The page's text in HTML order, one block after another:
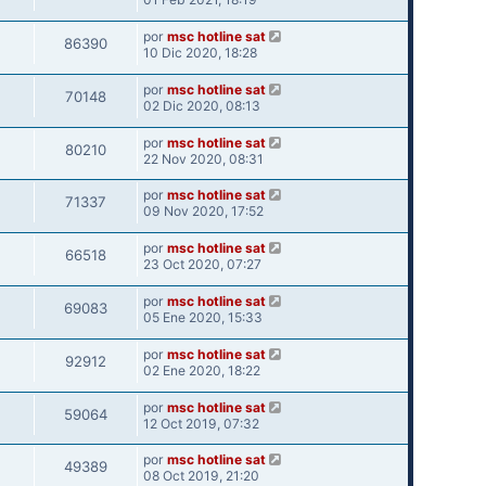
86390 por msc hotline sat
10 Dic 2020, 18:28
70148 por msc hotline sat
02 Dic 2020, 08:13
80210 por msc hotline sat
22 Nov 2020, 08:31
71337 por msc hotline sat
09 Nov 2020, 17:52
66518 por msc hotline sat
23 Oct 2020, 07:27
69083 por msc hotline sat
05 Ene 2020, 15:33
92912 por msc hotline sat
02 Ene 2020, 18:22
59064 por msc hotline sat
12 Oct 2019, 07:32
49389 por msc hotline sat
08 Oct 2019, 21:20